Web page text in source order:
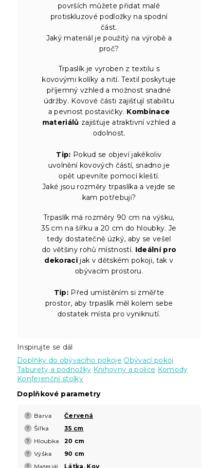
površích můžete přidat malé
protiskluzové podložky na spodní
část.
Jaký materiál je použitý na výrobě a
proč?
Trpaslík je vyroben z textilu s
kovovými kolíky a nití. Textil poskytuje
příjemný vzhled a možnost snadné
údržby. Kovové části zajišťují stabilitu
a pevnost postavičky. Kombinace
materiálů zajišťuje atraktivní vzhled a
odolnost.
Tip: Pokud se objeví jakékoliv
uvolnění kovových částí, snadno je
opět upevníte pomocí kleští.
Jaké jsou rozměry trpaslíka a vejde se
kam potřebuji?
Trpaslík má rozměry 90 cm na výšku,
35 cm na šířku a 20 cm do hloubky. Je
tedy dostatečně úzký, aby se vešel
do většiny rohů místností. Ideální pro
dekoraci jak v dětském pokoji, tak v
obývacím prostoru.
Tip: Před umístěním si změřte
prostor, aby trpaslík měl kolem sebe
dostatek místa pro vyniknutí.
Inspirujte se dál
Doplňky do obývacího pokoje Obývací pokoj
Taburety a podnožky Knihovny a police Komody
Konferenční stolky
Doplňkové parametry
? Barva Červená
? Šířka 35 cm
? Hloubka 20 cm
? Výška 90 cm
? Materiál Látka , Kov